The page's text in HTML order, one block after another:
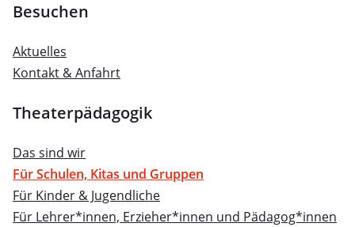
Besuchen
Aktuelles
Kontakt & Anfahrt
Theaterpädagogik
Das sind wir
Für Schulen, Kitas und Gruppen
Für Kinder & Jugendliche
Für Lehrer*innen, Erzieher*innen und Pädagog*innen